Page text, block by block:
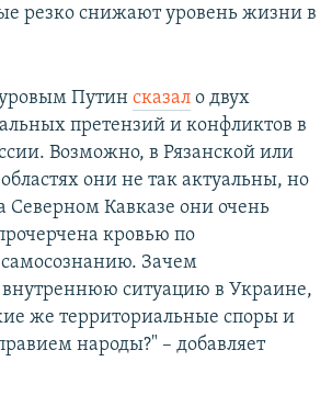
резко снижают уровень жизни в
Путин сказал о двух
претензий и конфликтов в
Возможно, в Рязанской или
они не так актуальны, но
Кавказе они очень
кровью по
Зачем
ситуацию в Украине,
же территориальные споры и
народы?" – добавляет